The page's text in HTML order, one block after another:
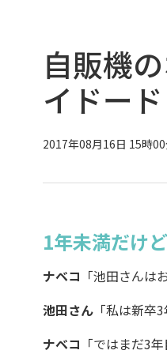
自販機
イドー
2017年08月16日 15時
1年未満だけ
ナベコ 「池田さん
池田さん「私は新卒
ナベコ 「ではまだ3